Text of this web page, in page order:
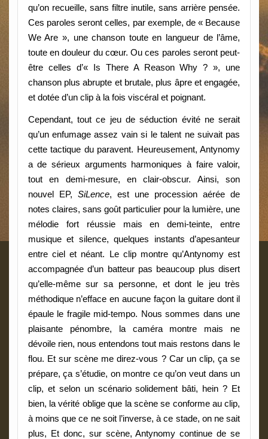
qu’on recueille, sans filtre inutile, sans arrière pensée.
Ces paroles seront celles, par exemple, de « Because
We Are », une chanson toute en langueur de l’âme,
toute en douleur du cœur. Ou ces paroles seront peut-
être celles d’« Is There A Reason Why ? », une
chanson plus abrupte et brutale, plus âpre et engagée,
et dotée d’un clip à la fois viscéral et poignant.
Cependant, tout ce jeu de séduction évité ne serait
qu’un enfumage assez vain si le talent ne suivait pas
cette tactique du paravent. Heureusement, Antynomy
a de sérieux arguments harmoniques à faire valoir,
tout en demi-mesure, en clair-obscur. Ainsi, son
nouvel EP, SiLence, est une procession aérée de
notes claires, sans goût particulier pour la lumière, une
mélodie fort réussie mais en demi-teinte, entre
musique et silence, quelques instants d’apesanteur
entre ciel et néant. Le clip montre qu’Antynomy est
accompagnée d’un batteur pas beaucoup plus disert
qu’elle-même sur sa personne, et dont le jeu très
méthodique n’efface en aucune façon la guitare dont il
épaule le fragile mid-tempo. Nous sommes dans une
plaisante pénombre, la caméra montre mais ne
dévoile rien, nous entendons tout mais restons dans le
flou. Et sur scène me direz-vous ? Car un clip, ça se
prépare, ça s’étudie, on montre ce qu’on veut dans un
clip, et selon un scénario solidement bâti, hein ? Et
bien, la vérité oblige que la scène se conforme au clip,
à moins que ce ne soit l’inverse, à ce stade, on ne sait
plus, Et donc, sur scène, Antynomy continue de se